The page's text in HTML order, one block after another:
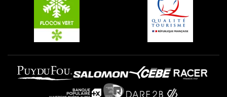
Plagne Aime 2000